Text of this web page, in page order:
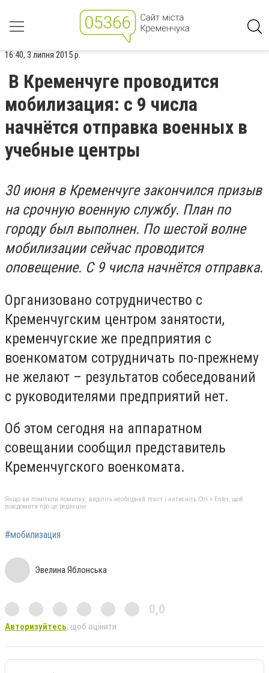
16:40, 3 липня 2015 р.
В Кременчуге проводится
мобилизация: с 9 числа
начнётся отправка военных в
учебные центры
30 июня в Кременчуге закончился призыв
на срочную военную службу. План по
городу был выполнен. По шестой волне
мобилизации сейчас проводится
оповещение. С 9 числа начнётся отправка.
Организовано сотрудничество с
Кременчугским центром занятости,
кременчугские же предприятия с
военкоматом сотрудничать по-прежнему
не желают – результатов собеседований
с руководителями предприятий нет.
Об этом сегодня на аппаратном
совещании сообщил представитель
Кременчугского военкомата.
Якщо ви помітили помилку, виділіть необхідний текст і натисніть Ctrl + Enter, щоб
повідомити про це редакцію
#мобилизация
Эвелина Яблонська
0,0
Авторизуйтесь, щоб оцінити